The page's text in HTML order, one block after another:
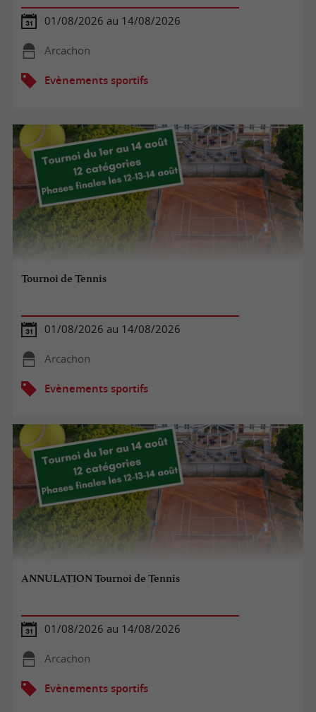
01/08/2026 au 14/08/2026
Arcachon
Evènements sportifs
Tournoi de Tennis
01/08/2026 au 14/08/2026
Arcachon
Evènements sportifs
ANNULATION Tournoi de Tennis
01/08/2026 au 14/08/2026
Arcachon
Evènements sportifs